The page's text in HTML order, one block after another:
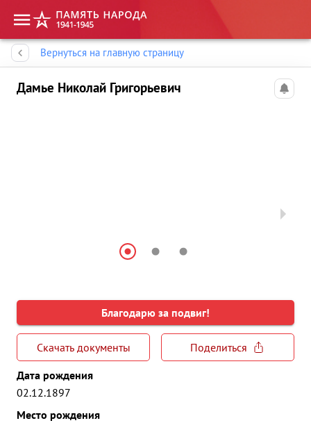
Вернуться на главную страницу
Дамье Николай Григорьевич
Благодарю за подвиг!
Скачать документы
Поделиться
Дата рождения
02.12.1897
Место рождения
Память народа